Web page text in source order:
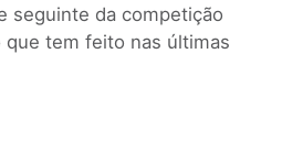
seguinte da competição
que tem feito nas últimas